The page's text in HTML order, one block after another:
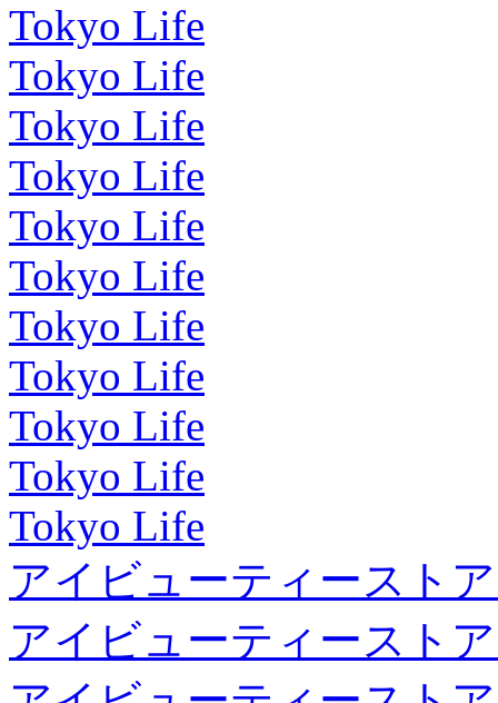
Tokyo Life
Tokyo Life
Tokyo Life
Tokyo Life
Tokyo Life
Tokyo Life
Tokyo Life
Tokyo Life
Tokyo Life
Tokyo Life
Tokyo Life
アイビューティースト
アイビューティースト